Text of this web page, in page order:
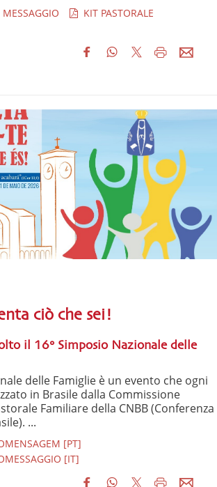
MESSAGGIO
KIT PASTORALE
ciò che sei!
il 16° Simposio Nazionale delle
delle Famiglie è un evento che ogni
in Brasile dalla Commissione
Familiare della CNBB (Conferenza
...
[PT]
[IT]